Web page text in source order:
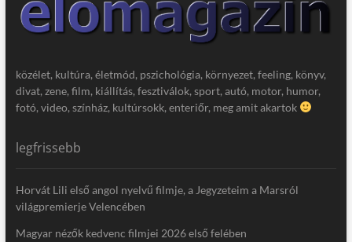
közélet, kultúra, életmód, pszichológia, környezet, feeling, könyv,
divat, zene, film, kiállítás, fesztiválok, sport, autó, motor, humor,
fotó, video, színház, kultúrsokk, enteriőr, meg amit akartok
legfrissebb
Horvát Lili első angol nyelvű filmje, a Jegyzeteim a Marsról
világpremierje Velencében
Magyar nézők kedvenc filmjei 2026 első felében